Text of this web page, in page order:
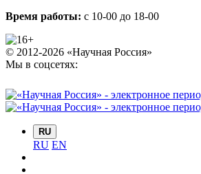
Время работы: с 10-00 до 18-00
© 2012-2026 «Научная Россия»
Мы в соцсетях:
RU
RU EN